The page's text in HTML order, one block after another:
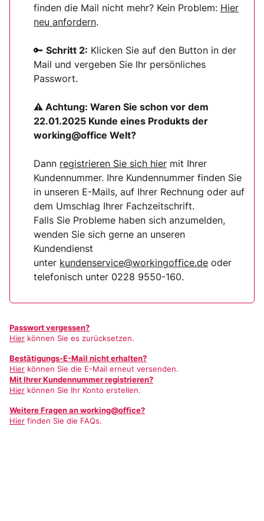
finden die Mail nicht mehr? Kein Problem: Hier
neu anfordern.
🔑 Schritt 2: Klicken Sie auf den Button in der
Mail und vergeben Sie Ihr persönliches
Passwort.
⚠ Achtung: Waren Sie schon vor dem
22.01.2025 Kunde eines Produkts der
working@office Welt?
Dann registrieren Sie sich hier mit Ihrer
Kundennummer. Ihre Kundennummer finden Sie
in unseren E-Mails, auf Ihrer Rechnung oder auf
dem Umschlag Ihrer Fachzeitschrift.
Falls Sie Probleme haben sich anzumelden,
wenden Sie sich gerne an unseren
Kundendienst
unter kundenservice@workingoffice.de oder
telefonisch unter 0228 9550-160.
Passwort vergessen?
Hier können Sie es zurücksetzen.
Bestätigungs-E-Mail nicht erhalten?
Hier können Sie die E-Mail erneut versenden.
Mit Ihrer Kundennummer registrieren?
Hier können Sie Ihr Konto erstellen.
Weitere Fragen an working@office?
Hier finden Sie die FAQs.